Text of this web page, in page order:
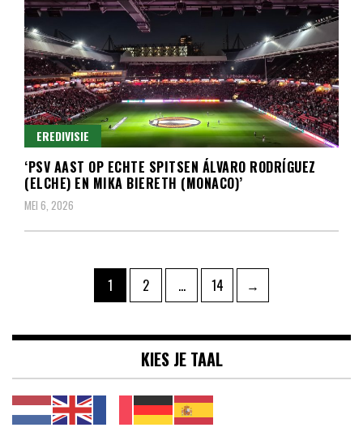
EREDIVISIE
‘PSV AAST OP ECHTE SPITSEN ÁLVARO RODRÍGUEZ
(ELCHE) EN MIKA BIERETH (MONACO)’
MEI 6, 2026
paginering
Pagina
1 Pagina
2 … Pagina
14 →
KIES JE TAAL